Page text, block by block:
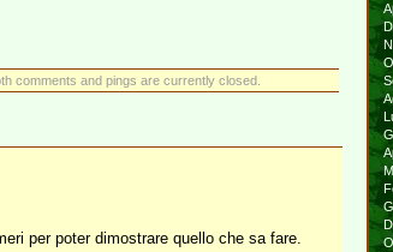
comments and pings are currently closed.
per poter dimostrare quello che sa fare.